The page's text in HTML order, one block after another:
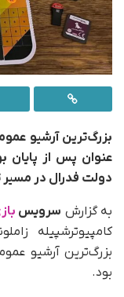
دولت فدرال در مسیر
به گزارش سرویس
بزرگ‌ترین آرشیو
بود.